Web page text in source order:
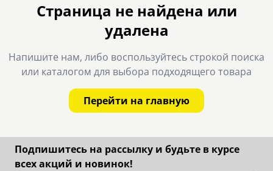
Страница не найдена или
удалена
Напишите нам, либо воспользуйтесь строкой поиска
или каталогом для выбора подходящего товара
Перейти на главную
Подпишитесь на рассылку и будьте в курсе
всех акций и новинок!